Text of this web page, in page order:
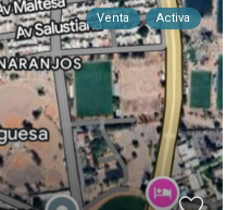
Venta Activa